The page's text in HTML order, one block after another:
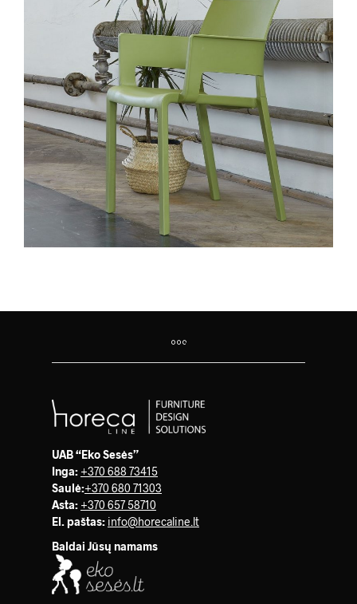
UAB “Eko Sesės”
Inga: +370 688 73415
Saulė:+370 680 71303
Asta: +370 657 58710
El. paštas: info@horecaline.lt
Baldai Jūsų namams